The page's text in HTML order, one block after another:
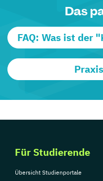
Das
FAQ: Was ist der
Für Studierende
Übersicht Studienportale